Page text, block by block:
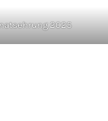
2025